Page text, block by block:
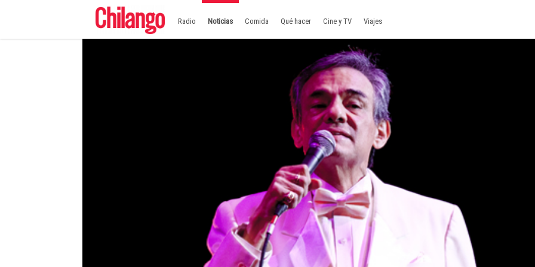
Radio Noticias Comida Qué hacer Cine y TV Viajes